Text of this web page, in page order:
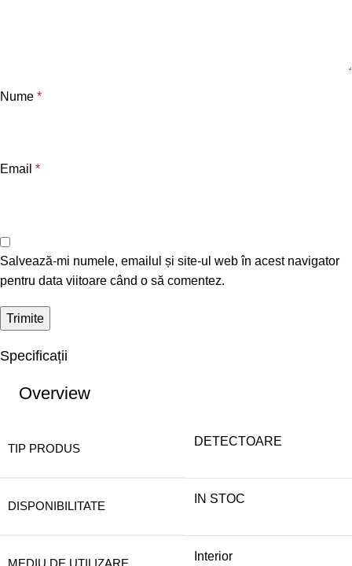
Nume *
Email *
Salvează-mi numele, emailul și site-ul web în acest navigator
pentru data viitoare când o să comentez.
Specificații
Overview
TIP PRODUS
DETECTOARE
DISPONIBILITATE
IN STOC
Interior